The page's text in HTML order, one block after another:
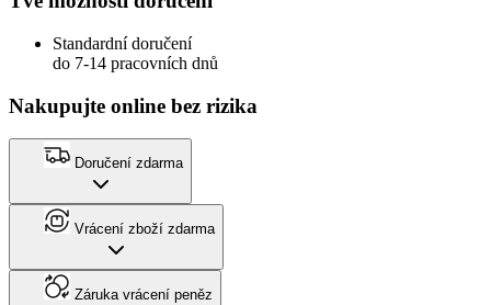
Standardní doručení
do 7-14 pracovních dnů
Nakupujte online bez rizika
Doručení zdarma
Vrácení zboží zdarma
Záruka vrácení peněz